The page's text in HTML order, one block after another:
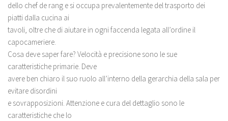
dello chef de rang e si occupa prevalentemente del trasporto dei
piatti dalla cucina ai
tavoli, oltre che di aiutare in ogni faccenda legata all’ordine il
capocameriere.
Cosa deve saper fare? Velocità e precisione sono le sue
caratteristiche primarie. Deve
avere ben chiaro il suo ruolo all’interno della gerarchia della sala per
evitare disordini
e sovrapposizioni. Attenzione e cura del dettaglio sono le
caratteristiche che lo